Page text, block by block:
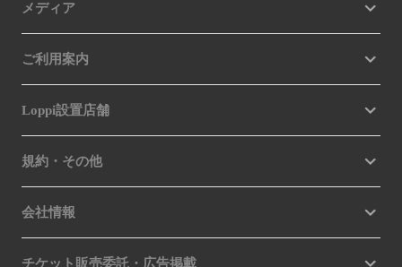
メディア
ご利用案内
Loppi設置店舗
規約・その他
会社情報
チケット販売委託・広告掲載